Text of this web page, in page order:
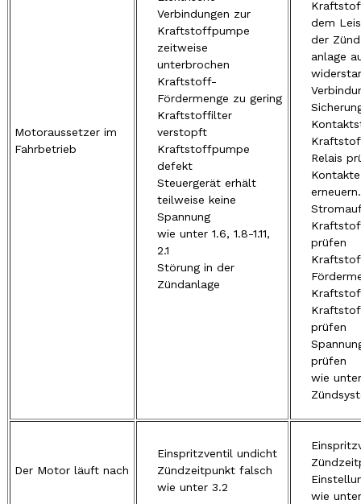
Motoraussetzer im
Fahrbetrieb
Verbindungen zur
Kraftstoffpumpe
zeitweise
unterbrochen
Kraftstoff-
Fördermenge zu gering
Kraftstoffilter
verstopft
Kraftstoffpumpe
defekt
Steuergerät erhält
teilweise keine
Spannung
wie unter 1.6, 1.8-1.11,
2.1
Störung in der
Zündanlage
dem
der
anlage
Relais
erneuern.
prüfen
prüfen
prüfen
wie unter
Der Motor läuft nach
Einspritzventil undicht
Zündzeitpunkt falsch
wie unter 3.2
wie